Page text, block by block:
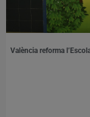
València reforma